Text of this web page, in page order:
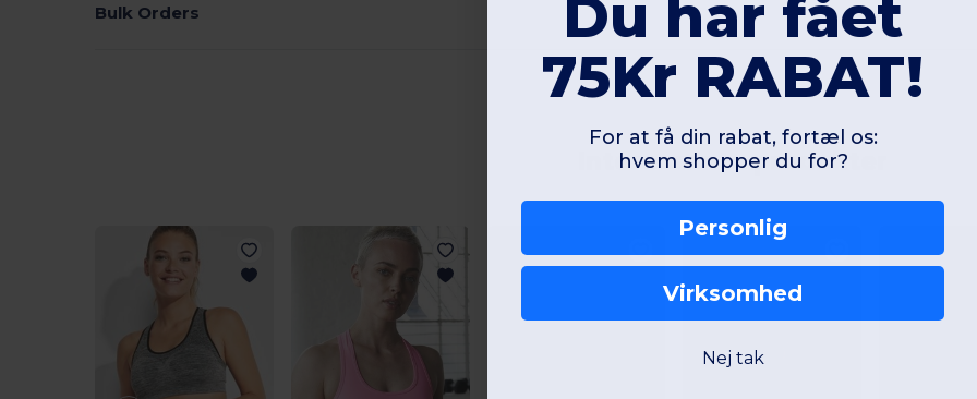
Bulk Orders
Interessante produkter
Du har fået
75Kr RABAT!
For at få din rabat, fortæl os:
hvem shopper du for?
Personlig
Virksomhed
Nej tak